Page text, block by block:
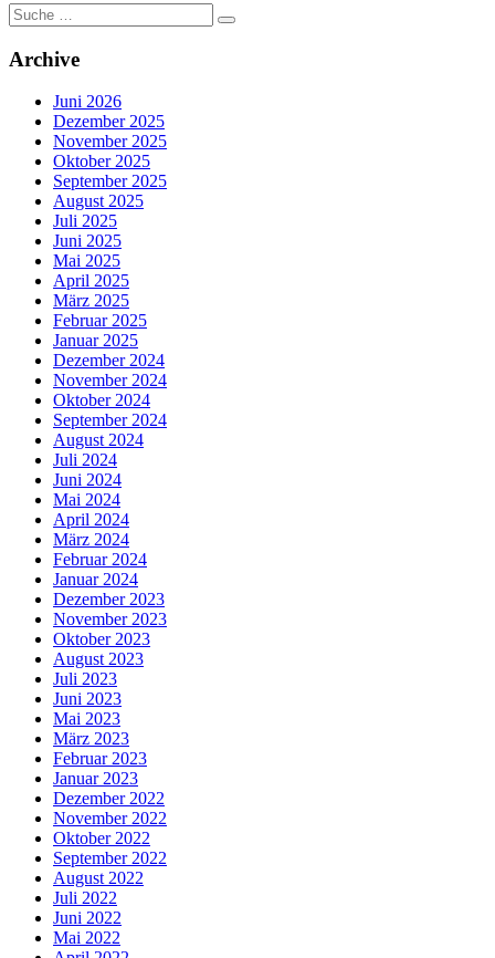
Suche
nach:
Archive
Juni 2026
Dezember 2025
November 2025
Oktober 2025
September 2025
August 2025
Juli 2025
Juni 2025
Mai 2025
April 2025
März 2025
Februar 2025
Januar 2025
Dezember 2024
November 2024
Oktober 2024
September 2024
August 2024
Juli 2024
Juni 2024
Mai 2024
April 2024
März 2024
Februar 2024
Januar 2024
Dezember 2023
November 2023
Oktober 2023
August 2023
Juli 2023
Juni 2023
Mai 2023
März 2023
Februar 2023
Januar 2023
Dezember 2022
November 2022
Oktober 2022
September 2022
August 2022
Juli 2022
Juni 2022
Mai 2022